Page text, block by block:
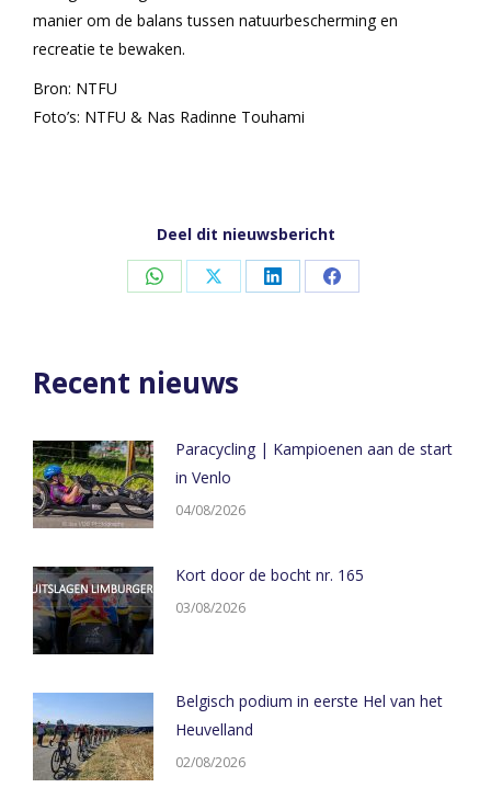
manier om de balans tussen natuurbescherming en
recreatie te bewaken.
Bron: NTFU
Foto’s: NTFU & Nas Radinne Touhami
Deel dit nieuwsbericht
Share Share Share Share
Recent nieuws
Paracycling | Kampioenen aan de start
in Venlo
04/08/2026
Kort door de bocht nr. 165
03/08/2026
Belgisch podium in eerste Hel van het
Heuvelland
02/08/2026